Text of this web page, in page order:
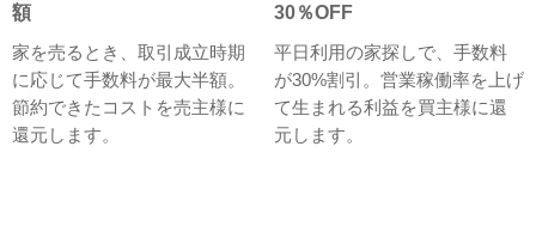
額
家を売るとき、取引成立時期
に応じて手数料が最大半額。
節約できたコストを売主様に
還元します。
30％OFF
平日利用の家探しで、手数料
が30%割引。営業稼働率を上げ
て生まれる利益を買主様に還
元します。